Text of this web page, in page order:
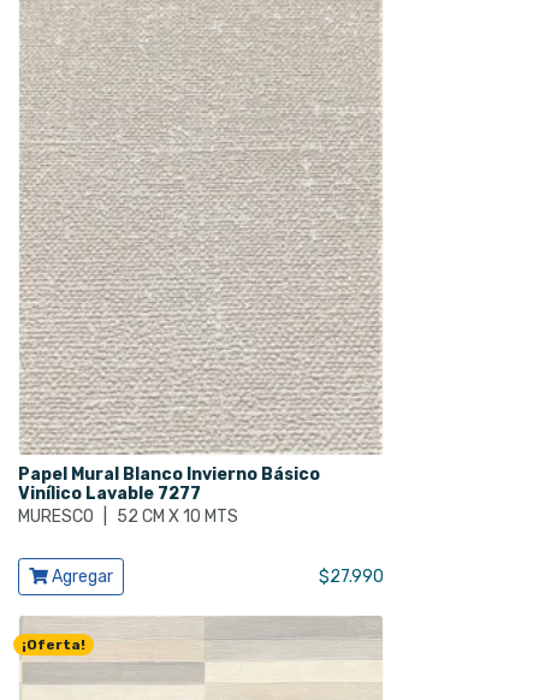
Papel Mural Blanco Invierno Básico
Vinílico Lavable 7277
MURESCO
52 CM X 10 MTS
Ver producto
Agregar $27.990
¡Oferta!